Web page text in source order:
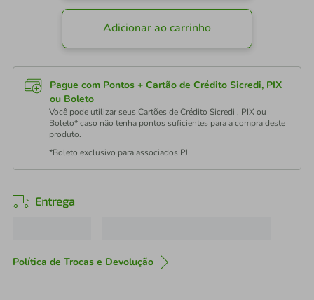
Adicionar ao carrinho
Pague com Pontos + Cartão de Crédito Sicredi, PIX
ou Boleto
Você pode utilizar seus Cartões de Crédito Sicredi , PIX ou
Boleto* caso não tenha pontos suficientes para a compra deste
produto.
*Boleto exclusivo para associados PJ
Entrega
Política de Trocas e Devolução